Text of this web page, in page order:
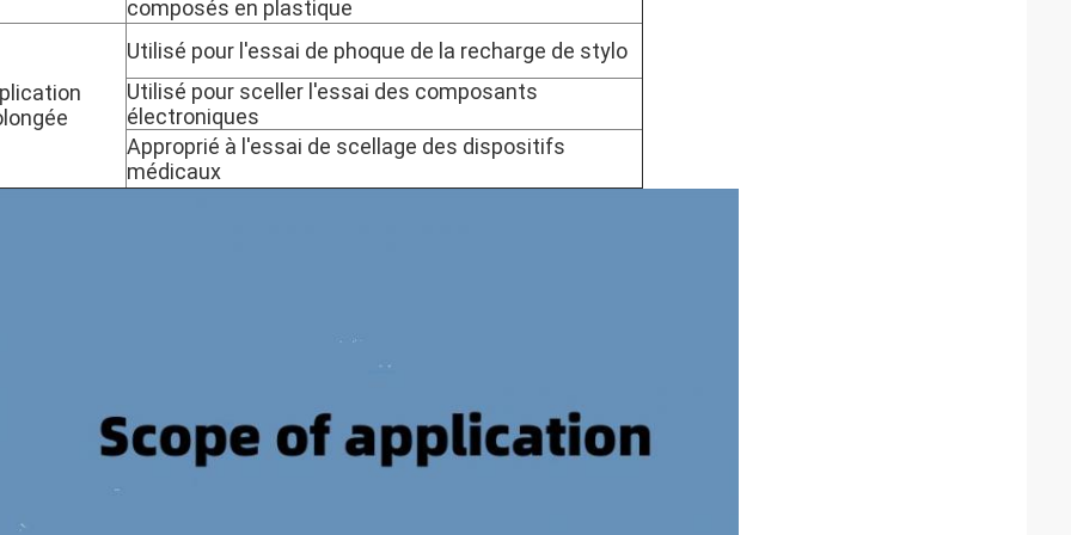
composés en plastique
Utilisé pour l'essai de phoque de la recharge de stylo
Utilisé pour sceller l'essai des composants
électroniques
Approprié à l'essai de scellage des dispositifs
médicaux